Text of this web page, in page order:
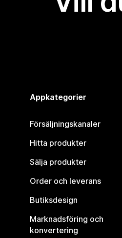
Appkategorier
Försäljningskanaler
Hitta produkter
Sälja produkter
Order och leverans
Butiksdesign
Marknadsföring och
konvertering